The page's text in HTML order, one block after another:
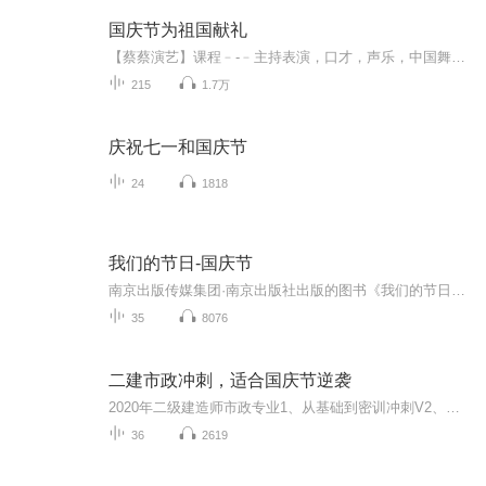
国庆节为祖国献礼
215 1.7万
庆祝七一和国庆节
24 1818
我们的节日-国庆节
35 8076
二建市政冲刺，适合国庆节逆袭
36 2619